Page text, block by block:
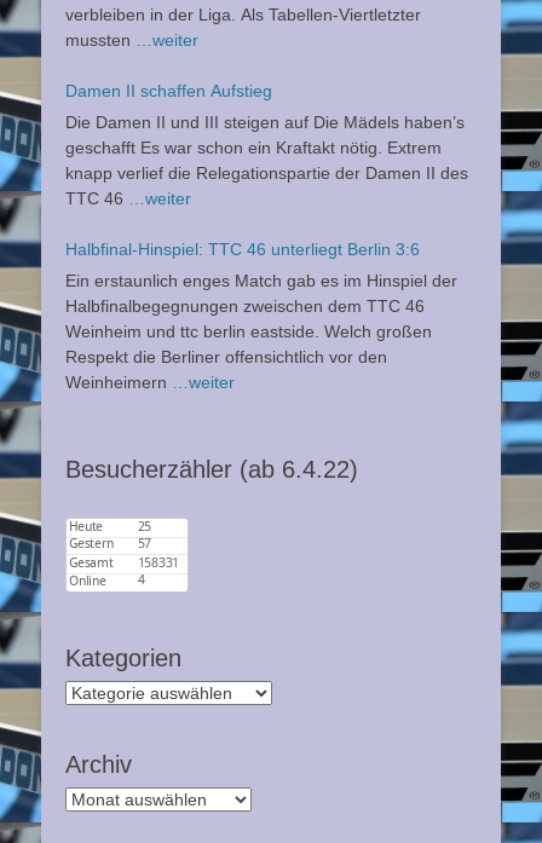
verbleiben in der Liga. Als Tabellen-Viertletzter
mussten
…weiter
Damen II schaffen Aufstieg
Die Damen II und III steigen auf Die Mädels haben’s
geschafft Es war schon ein Kraftakt nötig. Extrem
knapp verlief die Relegationspartie der Damen II des
TTC 46
…weiter
Halbfinal-Hinspiel: TTC 46 unterliegt Berlin 3:6
Ein erstaunlich enges Match gab es im Hinspiel der
Halbfinalbegegnungen zweischen dem TTC 46
Weinheim und ttc berlin eastside. Welch großen
Respekt die Berliner offensichtlich vor den
Weinheimern
…weiter
Besucherzähler (ab 6.4.22)
Kategorien
Kategorien
Archiv
Archiv